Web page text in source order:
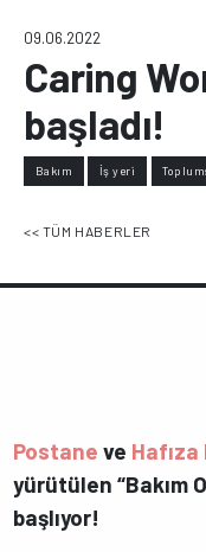
09.06.2022
Caring
başladı!
Bakım İş yeri
<< TÜM HABERLER
Postane ve
yürütülen “Bakım
başlıyor!